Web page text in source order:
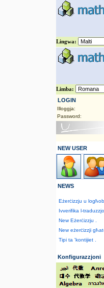
Lingwa:
LOGIN
Illoggja:
Password:
NEW USER
NEWS
Eżerċizzju u logħob
Ivverifika l-
New Eżerċizzju .
New eżerċizzji għat-
Tipi ta 'kontijiet .
Konfigurazzjoni